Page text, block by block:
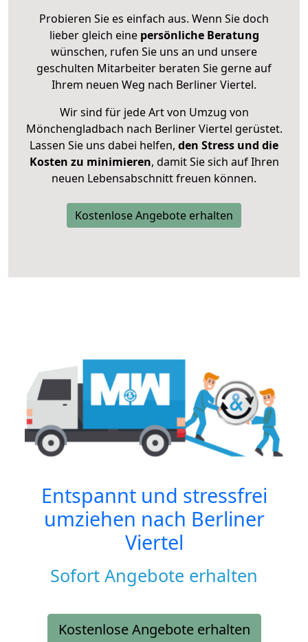
Probieren Sie es einfach aus. Wenn Sie doch
lieber gleich eine persönliche Beratung
wünschen, rufen Sie uns an und unsere
geschulten Mitarbeiter beraten Sie gerne auf
Ihrem neuen Weg nach Berliner Viertel.
Wir sind für jede Art von Umzug von
Mönchengladbach nach Berliner Viertel gerüstet.
Lassen Sie uns dabei helfen, den Stress und die
Kosten zu minimieren, damit Sie sich auf Ihren
neuen Lebensabschnitt freuen können.
Kostenlose Angebote erhalten
Entspannt und stressfrei
umziehen nach Berliner
Viertel
Sofort Angebote erhalten
Kostenlose Angebote erhalten